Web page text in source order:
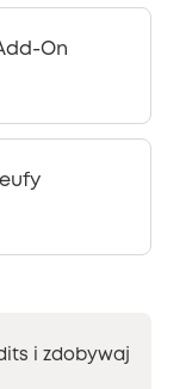
On
i zdobywaj